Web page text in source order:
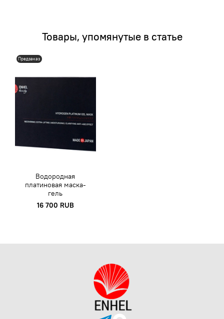
Товары, упомянутые в статье
Предзаказ
Водородная
платиновая маска-
гель
16 700 RUB